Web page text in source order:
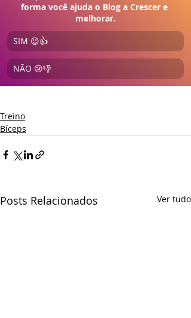
forma você ajuda o Blog a Crescer e
melhorar.
SIM 😉👍
NÃO 😢👎
Treino
Bíceps
Posts Relacionados Ver tudo